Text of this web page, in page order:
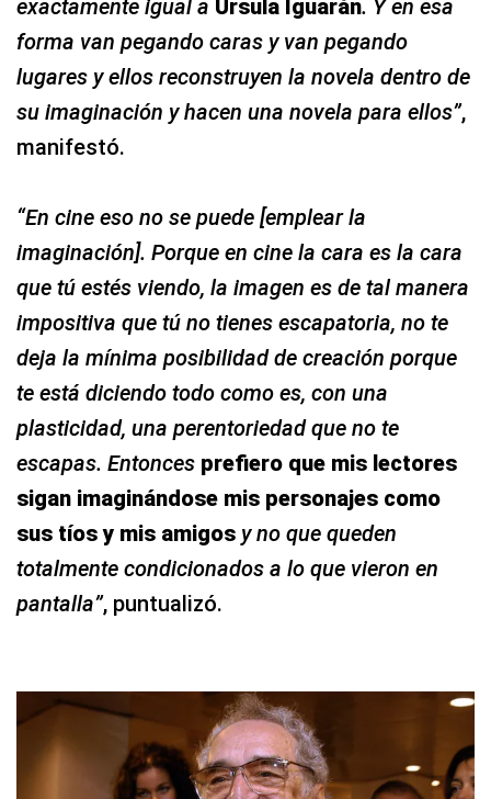
exactamente igual a Úrsula Iguarán. Y en esa
forma van pegando caras y van pegando
lugares y ellos reconstruyen la novela dentro de
su imaginación y hacen una novela para ellos”,
manifestó.
“En cine eso no se puede [emplear la
imaginación]. Porque en cine la cara es la cara
que tú estés viendo, la imagen es de tal manera
impositiva que tú no tienes escapatoria, no te
deja la mínima posibilidad de creación porque
te está diciendo todo como es, con una
plasticidad, una perentoriedad que no te
escapas. Entonces prefiero que mis lectores
sigan imaginándose mis personajes como
sus tíos y mis amigos y no que queden
totalmente condicionados a lo que vieron en
pantalla”, puntualizó.